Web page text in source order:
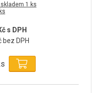
1 ks
s DPH
bez DPH